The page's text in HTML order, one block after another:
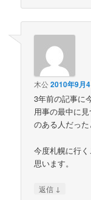
木公2010年9月
3年前の記事に
用事の最中に
のある人だった
今度札幌に行
思います。
返信 ↓